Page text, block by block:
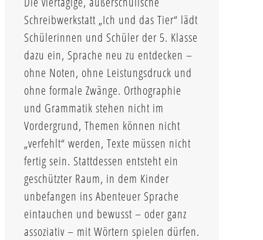
Schreibwerkstatt „Ich und das Tier“ lädt
Schülerinnen und Schüler der 5. Klasse
dazu ein, Sprache neu zu entdecken –
ohne Noten, ohne Leistungsdruck und
ohne formale Zwänge. Orthographie
und Grammatik stehen nicht im
Vordergrund, Themen können nicht
„verfehlt“ werden, Texte müssen nicht
fertig sein. Stattdessen entsteht ein
geschützter Raum, in dem Kinder
unbefangen ins Abenteuer Sprache
eintauchen und bewusst – oder ganz
assoziativ – mit Wörtern spielen dürfen.